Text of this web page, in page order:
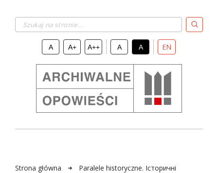
A A+ A++ A A EN
Strona główna
Paralele historyczne. Історичні